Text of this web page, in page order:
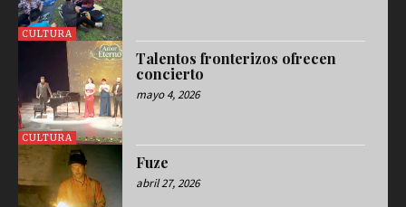
CULTURA
CULTURA
Talentos fronterizos ofrecen
concierto
mayo 4, 2026
Fuze
abril 27, 2026